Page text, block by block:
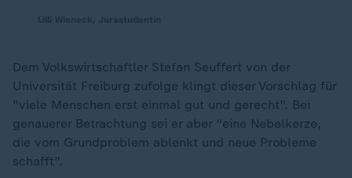
Dem Volkswirtschaftler Stefan Seuffert von der
Universität Freiburg zufolge klingt dieser Vorschlag für
"viele Menschen erst einmal gut und gerecht". Bei
genauerer Betrachtung sei er aber "eine Nebelkerze,
die vom Grundproblem ablenkt und neue Probleme
schafft".